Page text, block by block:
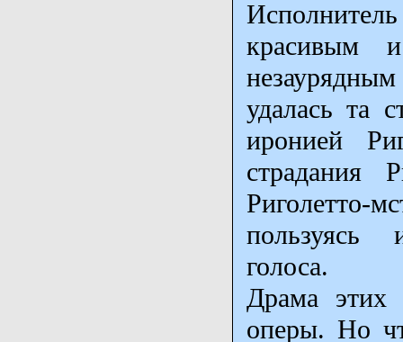
красивым
удалась та
иронией
страдания
пользуясь
голоса.
Драма этих
оперы. Но